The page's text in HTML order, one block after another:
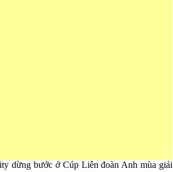
dừng bước ở Cúp Liên đoàn Anh mùa giải